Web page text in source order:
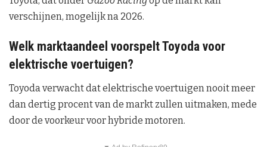
verschijnen, mogelijk na 2026.
Welk marktaandeel voorspelt Toyoda voor
elektrische voertuigen?
Toyoda verwacht dat elektrische voertuigen nooit meer
dan dertig procent van de markt zullen uitmaken, mede
door de voorkeur voor hybride motoren.